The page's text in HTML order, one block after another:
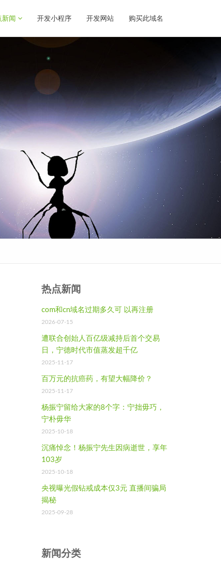
新闻 开发小程序 开发网站 购买此域名
热点新闻
com和cn域名过期多久可 以再注册
2026-07-15
遭联合创始人百亿级减持后首个交易
日，宁德时代市值蒸发超千亿
2025-11-17
百万元的抗癌药，有望大幅降价？
2025-11-17
杨振宁留给大家的8个字：宁拙毋巧，
宁朴毋华
2025-10-18
沉痛悼念！杨振宁先生因病逝世，享年
103岁
2025-10-18
央视曝光假钻戒成本仅3元 直播间骗局
揭秘
2025-09-28
新闻分类